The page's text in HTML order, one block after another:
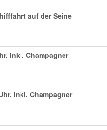
auf der Seine
Inkl. Champagner
Inkl. Champagner